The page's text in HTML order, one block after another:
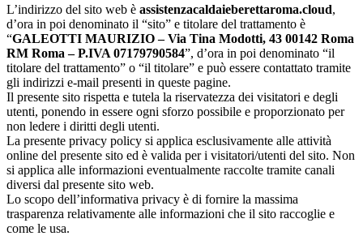
L’indirizzo del sito web è assistenzacaldaieberettaroma.cloud,
d’ora in poi denominato il “sito” e titolare del trattamento è
“GALEOTTI MAURIZIO – Via Tina Modotti, 43 00142 Roma
RM Roma – P.IVA 07179790584”, d’ora in poi denominato “il
titolare del trattamento” o “il titolare” e può essere contattato tramite
gli indirizzi e-mail presenti in queste pagine.
Il presente sito rispetta e tutela la riservatezza dei visitatori e degli
utenti, ponendo in essere ogni sforzo possibile e proporzionato per
non ledere i diritti degli utenti.
La presente privacy policy si applica esclusivamente alle attività
online del presente sito ed è valida per i visitatori/utenti del sito. Non
si applica alle informazioni eventualmente raccolte tramite canali
diversi dal presente sito web.
Lo scopo dell’informativa privacy è di fornire la massima
trasparenza relativamente alle informazioni che il sito raccoglie e
come le usa.